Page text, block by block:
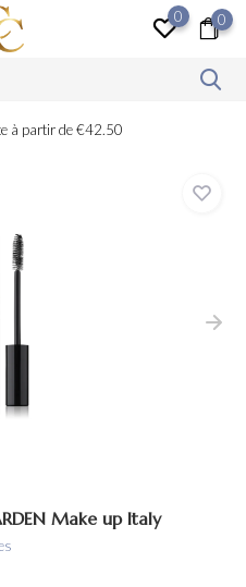
0 0
à partir de €42.50
Make up Italy